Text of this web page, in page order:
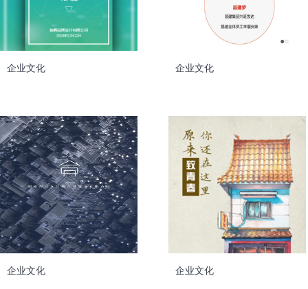
企业文化 企业文化
企业文化 企业文化